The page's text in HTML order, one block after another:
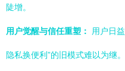
陡增。
用户觉醒与信任重塑： 用户日
隐私换便利”的旧模式难以为继